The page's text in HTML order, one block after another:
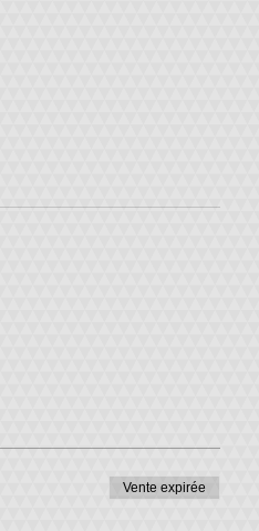
Vente expirée